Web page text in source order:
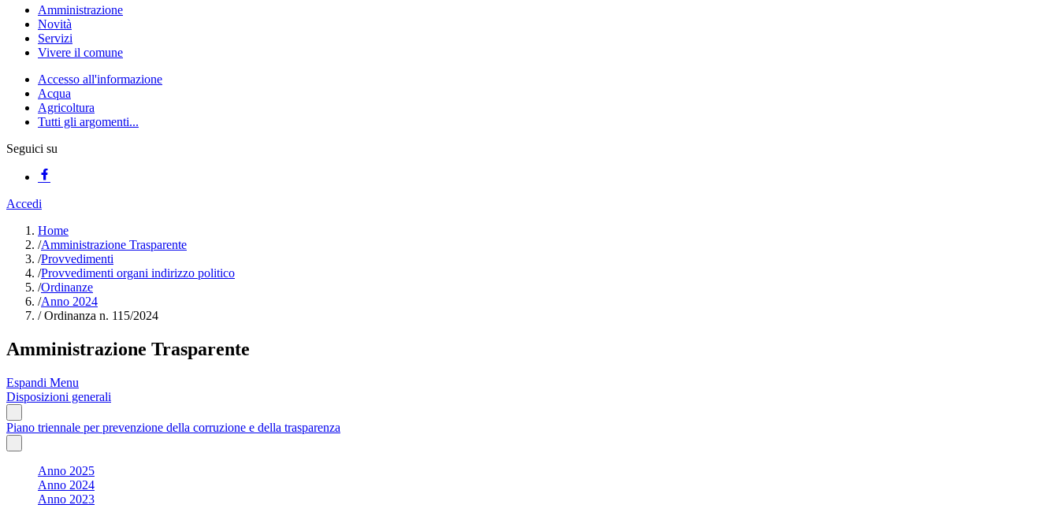
Amministrazione
Novità
Servizi
Vivere il comune
Accesso all'informazione
Acqua
Agricoltura
Tutti gli argomenti...
Seguici su
Accedi
Home
/Amministrazione Trasparente
/Provvedimenti
/Provvedimenti organi indirizzo politico
/Ordinanze
/Anno 2024
/Ordinanza n. 115/2024
Amministrazione Trasparente
Espandi Menu
Disposizioni generali
Piano triennale per prevenzione della corruzione e della trasparenza
Anno 2025
Anno 2024
Anno 2023